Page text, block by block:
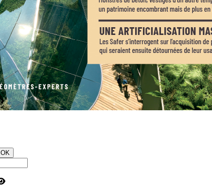
OK